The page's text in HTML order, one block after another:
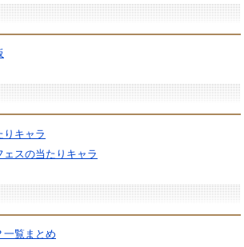
りキャラ
スの当たりキャラ
一覧まとめ